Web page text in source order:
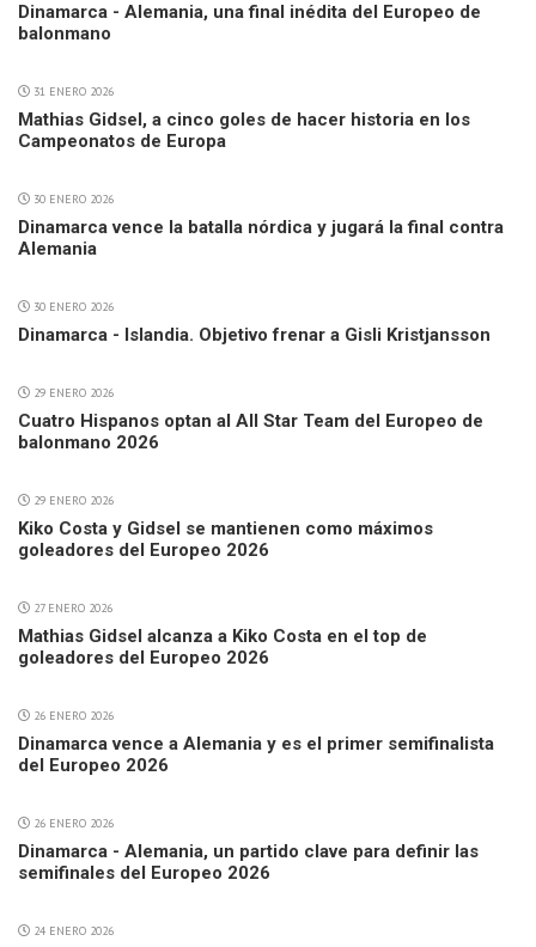
Dinamarca - Alemania, una final inédita del Europeo de
balonmano
31 ENERO 2026
Mathias Gidsel, a cinco goles de hacer historia en los
Campeonatos de Europa
30 ENERO 2026
Dinamarca vence la batalla nórdica y jugará la final contra
Alemania
30 ENERO 2026
Dinamarca - Islandia. Objetivo frenar a Gisli Kristjansson
29 ENERO 2026
Cuatro Hispanos optan al All Star Team del Europeo de
balonmano 2026
29 ENERO 2026
Kiko Costa y Gidsel se mantienen como máximos
goleadores del Europeo 2026
27 ENERO 2026
Mathias Gidsel alcanza a Kiko Costa en el top de
goleadores del Europeo 2026
26 ENERO 2026
Dinamarca vence a Alemania y es el primer semifinalista
del Europeo 2026
26 ENERO 2026
Dinamarca - Alemania, un partido clave para definir las
semifinales del Europeo 2026
24 ENERO 2026